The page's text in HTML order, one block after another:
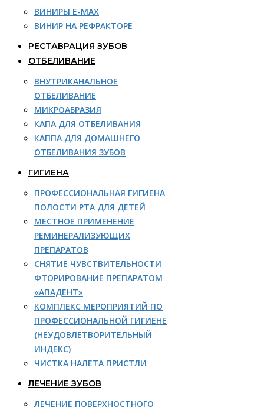
ВИНИРЫ E-MAX
ВИНИР НА РЕФРАКТОРЕ
РЕСТАВРАЦИЯ ЗУБОВ
ОТБЕЛИВАНИЕ
ВНУТРИКАНАЛЬНОЕ
ОТБЕЛИВАНИЕ
МИКРОАБРАЗИЯ
КАПА ДЛЯ ОТБЕЛИВАНИЯ
КАППА ДЛЯ ДОМАШНЕГО
ОТБЕЛИВАНИЯ ЗУБОВ
ГИГИЕНА
ПРОФЕССИОНАЛЬНАЯ ГИГИЕНА
ПОЛОСТИ РТА ДЛЯ ДЕТЕЙ
МЕСТНОЕ ПРИМЕНЕНИЕ
РЕМИНЕРАЛИЗУЮЩИХ
ПРЕПАРАТОВ
СНЯТИЕ ЧУВСТВИТЕЛЬНОСТИ
ФТОРИРОВАНИЕ ПРЕПАРАТОМ
«АПАДЕНТ»
КОМПЛЕКС МЕРОПРИЯТИЙ ПО
ПРОФЕССИОНАЛЬНОЙ ГИГИЕНЕ
(НЕУДОВЛЕТВОРИТЕЛЬНЫЙ
ИНДЕКС)
ЧИСТКА НАЛЕТА ПРИСТЛИ
ЛЕЧЕНИЕ ЗУБОВ
ЛЕЧЕНИЕ ПОВЕРХНОСТНОГО